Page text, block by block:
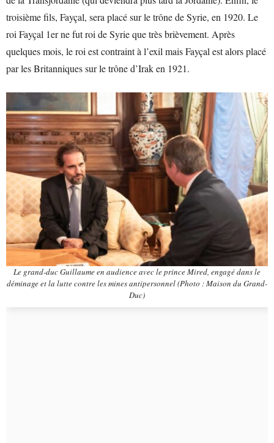
troisième fils, Fayçal, sera placé sur le trône de Syrie, en 1920. Le
roi Fayçal 1er ne fut roi de Syrie que très brièvement. Après
quelques mois, le roi est contraint à l’exil mais Fayçal est alors placé
par les Britanniques sur le trône d’Irak en 1921.
Le grand-duc Guillaume en audience avec le prince Mired, engagé dans le
déminage et la lutte contre les mines antipersonnel (Photo : Maison du Grand-
Duc)